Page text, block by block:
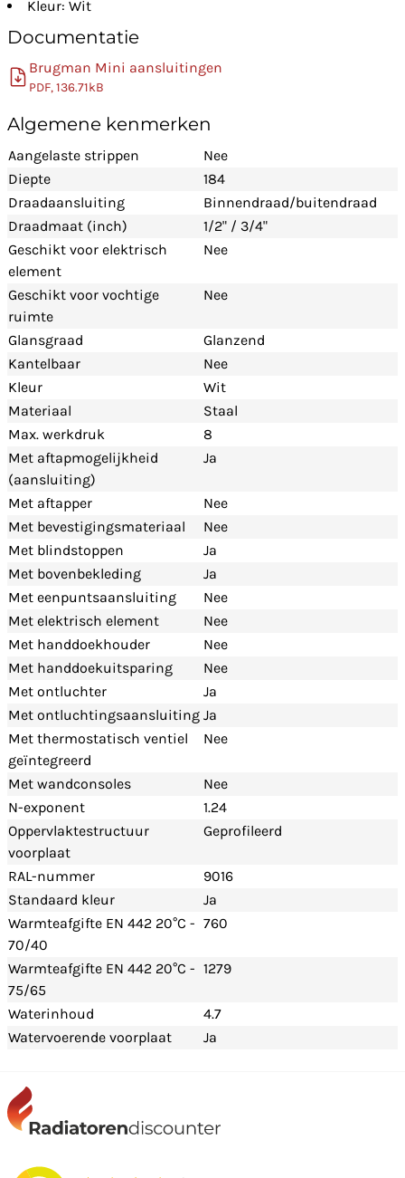
Kleur: Wit
Documentatie
Brugman Mini aansluitingen
PDF, 136.71kB
Algemene kenmerken
Aangelaste strippen
Nee
Diepte
184
Draadaansluiting
Binnendraad/buitendraad
Draadmaat (inch)
1/2" / 3/4"
Geschikt voor elektrisch
element
Nee
Geschikt voor vochtige
ruimte
Nee
Glansgraad
Glanzend
Kantelbaar
Nee
Kleur
Wit
Materiaal
Staal
Max. werkdruk
8
Met aftapmogelijkheid
(aansluiting)
Ja
Met aftapper
Nee
Met bevestigingsmateriaal
Nee
Met blindstoppen
Ja
Met bovenbekleding
Ja
Met eenpuntsaansluiting
Nee
Met elektrisch element
Nee
Met handdoekhouder
Nee
Met handdoekuitsparing
Nee
Met ontluchter
Ja
Met ontluchtingsaansluiting Ja
Met thermostatisch ventiel
geïntegreerd
Nee
Met wandconsoles
Nee
N-exponent
1.24
Oppervlaktestructuur
voorplaat
Geprofileerd
RAL-nummer
9016
Standaard kleur
Ja
Warmteafgifte EN 442 20°C -
70/40
760
Warmteafgifte EN 442 20°C -
75/65
1279
Waterinhoud
4.7
Watervoerende voorplaat
Ja